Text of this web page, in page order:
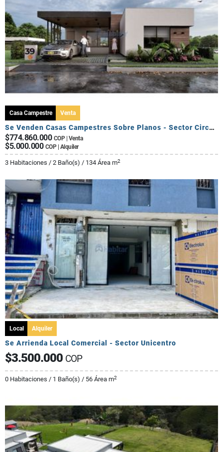
Casa Campestre Venta
Se Venden Casas Campestres Sobre Planos - Sector Circasia
$774.860.000 COP | Venta
$5.000.000 COP | Alquiler
3 Habitaciones / 2 Baño(s) / 134 Área m2
Local Alquiler
Se Arrienda Local Comercial - Sector Unicentro
$3.500.000 COP
0 Habitaciones / 1 Baño(s) / 56 Área m2